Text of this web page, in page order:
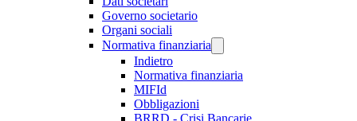
Governo societario
Organi sociali
Normativa finanziaria
Indietro
Normativa finanziaria
MIFId
Obbligazioni
BRRD - Crisi Bancarie